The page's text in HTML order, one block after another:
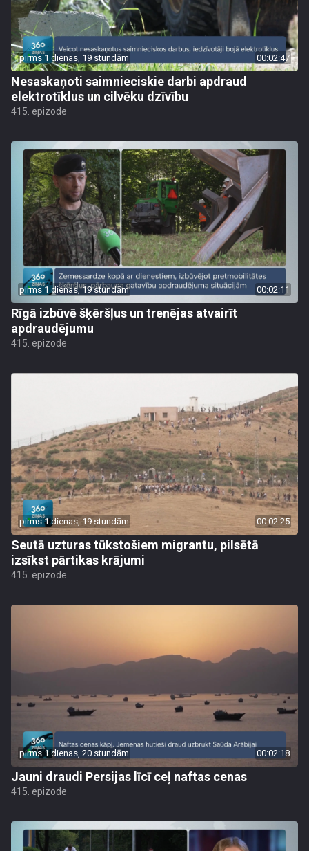
pirms 1 dienas, 19 stundām 00:02:47
Nesaskaņoti saimnieciskie darbi apdraud
elektrotīklus un cilvēku dzīvību
415. epizode
pirms 1 dienas, 19 stundām 00:02:11
Rīgā izbūvē šķēršļus un trenējas atvairīt
apdraudējumu
415. epizode
pirms 1 dienas, 19 stundām 00:02:25
Seutā uzturas tūkstošiem migrantu, pilsētā
izsīkst pārtikas krājumi
415. epizode
pirms 1 dienas, 20 stundām 00:02:18
Jauni draudi Persijas līcī ceļ naftas cenas
415. epizode